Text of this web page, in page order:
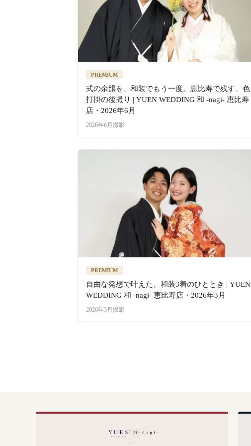
PREMIUM
式の余韻を、和装でもう一度。恵比寿で残す、色
打掛の後撮り | YUEN WEDDING 和 -nagi- 恵比寿
店・2026年6月
2026年6月撮影
PREMIUM
自由な発想で叶えた、和装3着のひととき | YUEN
WEDDING 和 -nagi- 恵比寿店・2026年3月
2026年3月撮影